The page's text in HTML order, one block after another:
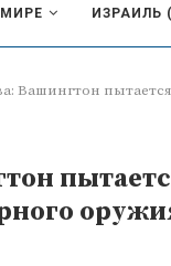
ИЗРАИЛЬ
Вашингтон